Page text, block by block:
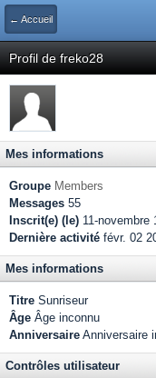
← Accueil
Profil de freko28
Mes informations
Groupe Members
Messages 55
Inscrit(e) (le) 11-novembre
Dernière activité févr. 02
Mes informations
Titre Sunriseur
Âge Âge inconnu
Anniversaire Anniversaire
Contrôles utilisateur